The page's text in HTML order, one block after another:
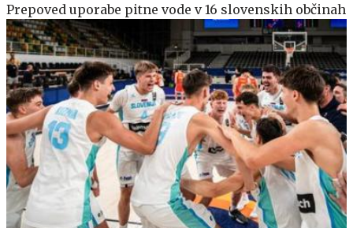
Prepoved uporabe pitne vode v 16 slovenskih občinah